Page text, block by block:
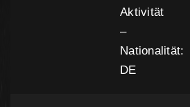
Aktivität
–
Nationalität:
DE